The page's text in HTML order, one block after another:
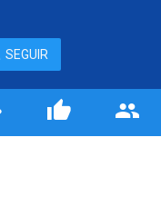
SEGUIR